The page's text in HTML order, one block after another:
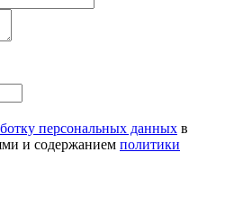
персональных данных в
и содержанием политики